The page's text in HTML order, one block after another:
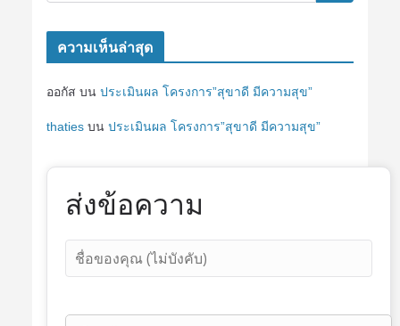
ความเห็นล่าสุด
ออกัส บน ประเมินผล โครงการ”สุขาดี มีความสุข”
thatiesบน ประเมินผล โครงการ”สุขาดี มีความสุข”
ส่งข้อความ